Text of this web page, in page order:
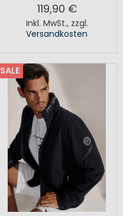
119,90 €
Inkl. MwSt., zzgl.
Versandkosten
SALE